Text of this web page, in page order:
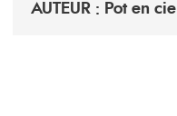
AUTEUR : Pot en ciel